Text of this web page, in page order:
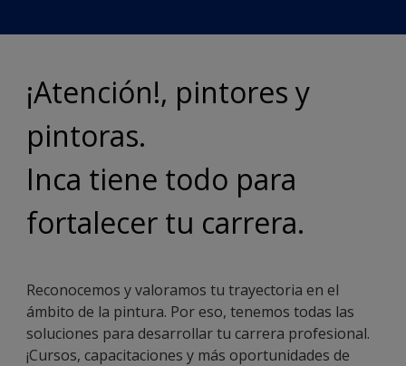
¡Atención!, pintores y
pintoras.
Inca tiene todo para
fortalecer tu carrera.
Reconocemos y valoramos tu trayectoria en el
ámbito de la pintura. Por eso, tenemos todas las
soluciones para desarrollar tu carrera profesional.
¡Cursos, capacitaciones y más oportunidades de